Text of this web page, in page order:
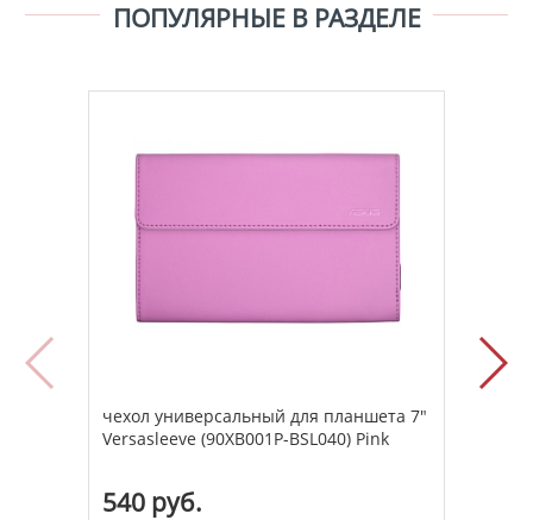
ПОПУЛЯРНЫЕ В РАЗДЕЛЕ
чехол универсальный для планшета 7"
Versasleeve (90XB001P-BSL040) Pink
540 руб.